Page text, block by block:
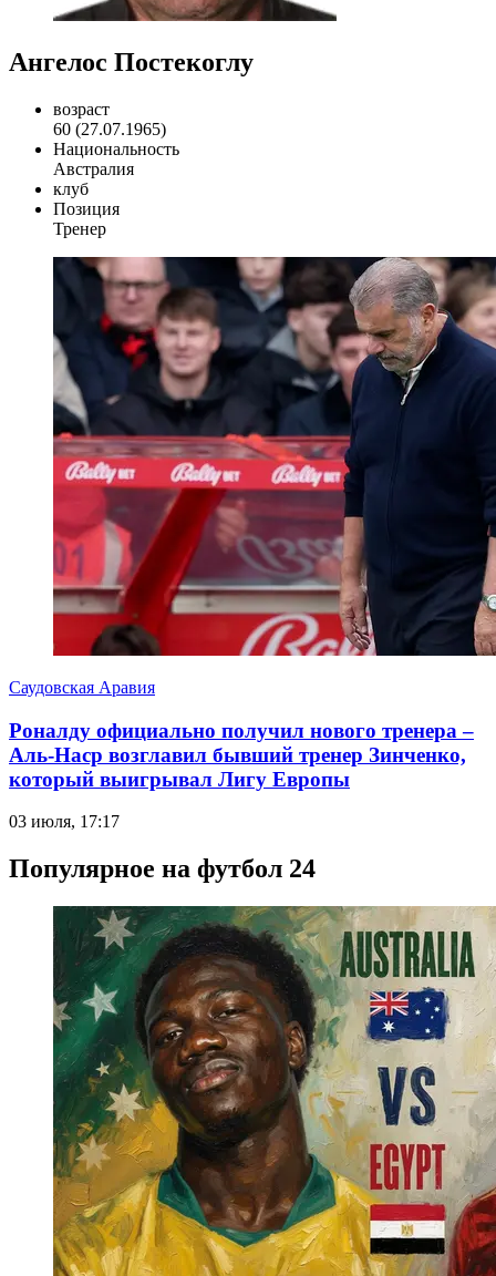
Ангелос Постекоглу
возраст
60 (27.07.1965)
Национальность
Австралия
клуб
Позиция
Тренер
Саудовская Аравия
Роналду официально получил нового тренера –
Аль-Наср возглавил бывший тренер Зинченко,
который выигрывал Лигу Европы
03 июля, 17:17
Популярное на футбол 24